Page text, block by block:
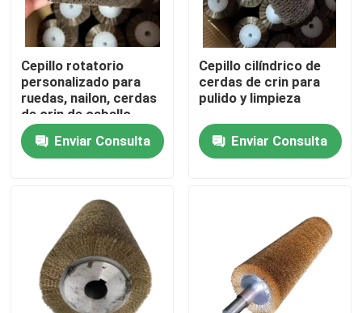
Inicio
Productos
Sobre nosotros
Visita a la fábrica
Control de Calidad
Contacto
Cepillo rotatorio
personalizado para
ruedas, nailon, cerdas
de crin de caballo,
rodillo de pulido
Enviar Consulta
Cepillo cilíndrico de
cerdas de crin para
pulido y limpieza
Enviar Consulta